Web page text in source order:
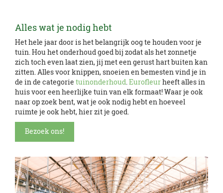
Alles wat je nodig hebt
Het hele jaar door is het belangrijk oog te houden voor je
tuin. Hou het onderhoud goed bij zodat als het zonnetje
zich toch even laat zien, jij met een gerust hart buiten kan
zitten. Alles voor knippen, snoeien en bemesten vind je in
de in de categorie tuinonderhoud.Eurofleurheeft alles in
huis voor een heerlijke tuin van elk formaat!Waar je ook
naar op zoek bent, wat je ook nodig hebt en hoeveel
ruimte je ook hebt, hier zit je goed.
Bezoek ons!